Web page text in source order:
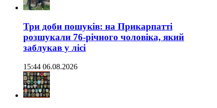
Три доби пошуків: на Прикарпатті
розшукали 76-річного чоловіка, який
заблукав у лісі
15:44 06.08.2026